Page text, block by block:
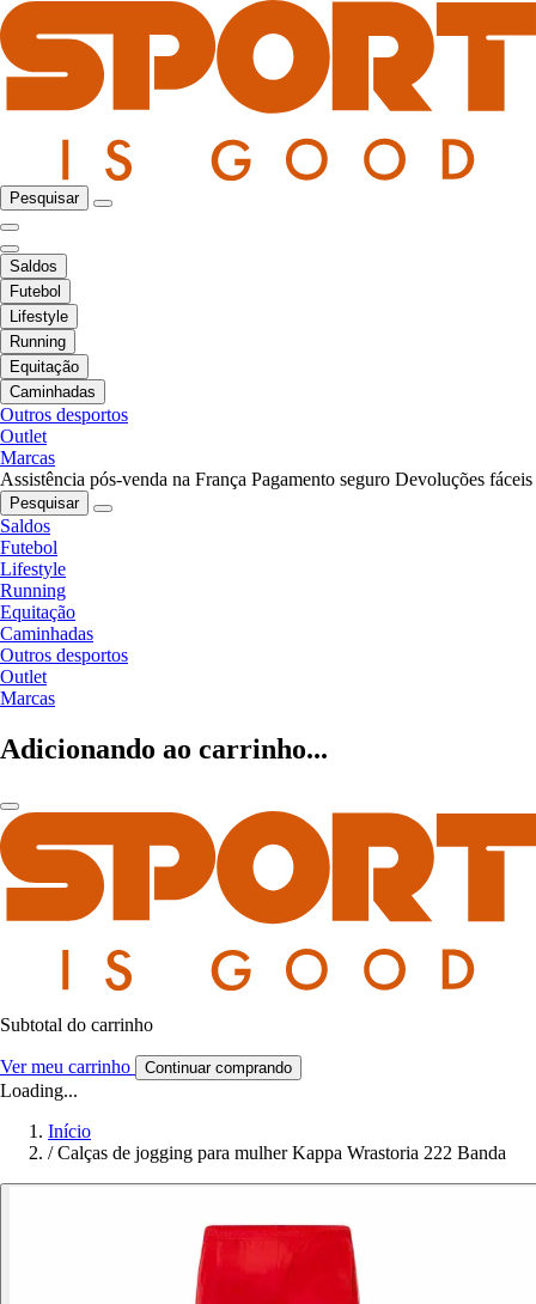
Pesquisar
Saldos
Futebol
Lifestyle
Running
Equitação
Caminhadas
Outros desportos
Outlet
Marcas
Assistência pós-venda na França Pagamento seguro Devoluções fáceis
Pesquisar
Saldos
Futebol
Lifestyle
Running
Equitação
Caminhadas
Outros desportos
Outlet
Marcas
Adicionando ao carrinho...
Subtotal do carrinho
Ver meu carrinho Continuar comprando
Loading...
Início
/ Calças de jogging para mulher Kappa Wrastoria 222 Banda